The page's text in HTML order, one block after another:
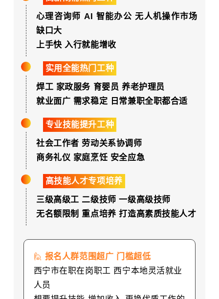
心理咨询师 AI 智能办公 无人机操作市场
缺口大
上手快 入行就能增收
实用全能热门工种
焊工 家政服务 育婴员 养老护理员
就业面广 需求稳定 日常兼职全职都合适
专业技能提升工种
社会工作者 劳动关系协调师
商务礼仪 家庭烹饪 安全应急
高技能人才专项培养
三级高级工 二级技师 一级高级技师
无名额限制 重点培养 打造高素质技能人才
🙋 报名人群范围超广 门槛超低
西宁市在职在岗职工 西宁本地灵活就业
人员